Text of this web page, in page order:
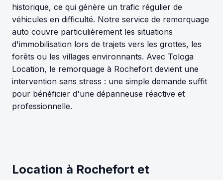
historique, ce qui génère un trafic régulier de
véhicules en difficulté. Notre service de remorquage
auto couvre particulièrement les situations
d'immobilisation lors de trajets vers les grottes, les
forêts ou les villages environnants. Avec Tologa
Location, le remorquage à Rochefort devient une
intervention sans stress : une simple demande suffit
pour bénéficier d'une dépanneuse réactive et
professionnelle.
Location à Rochefort et